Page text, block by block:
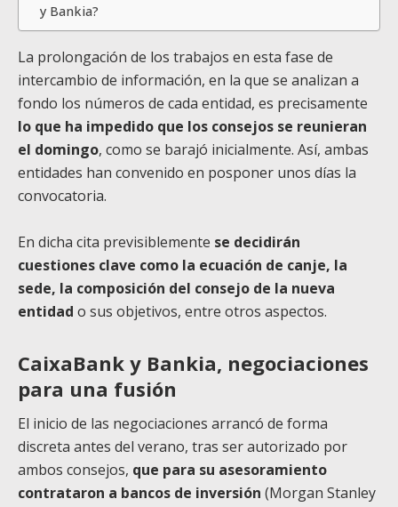
y Bankia?
La prolongación de los trabajos en esta fase de
intercambio de información, en la que se analizan a
fondo los números de cada entidad, es precisamente
lo que ha impedido que los consejos se reunieran
el domingo, como se barajó inicialmente. Así, ambas
entidades han convenido en posponer unos días la
convocatoria.
En dicha cita previsiblemente se decidirán
cuestiones clave como la ecuación de canje, la
sede, la composición del consejo de la nueva
entidad o sus objetivos, entre otros aspectos.
CaixaBank y Bankia, negociaciones
para una fusión
El inicio de las negociaciones arrancó de forma
discreta antes del verano, tras ser autorizado por
ambos consejos, que para su asesoramiento
contrataron a bancos de inversión (Morgan Stanley